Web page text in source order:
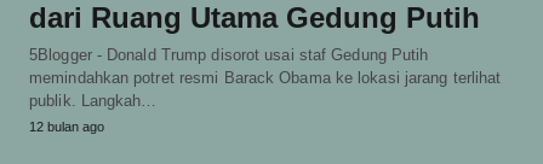
dari Ruang Utama Gedung Putih
5Blogger - Donald Trump disorot usai staf Gedung Putih
memindahkan potret resmi Barack Obama ke lokasi jarang terlihat
publik. Langkah…
12 bulan ago